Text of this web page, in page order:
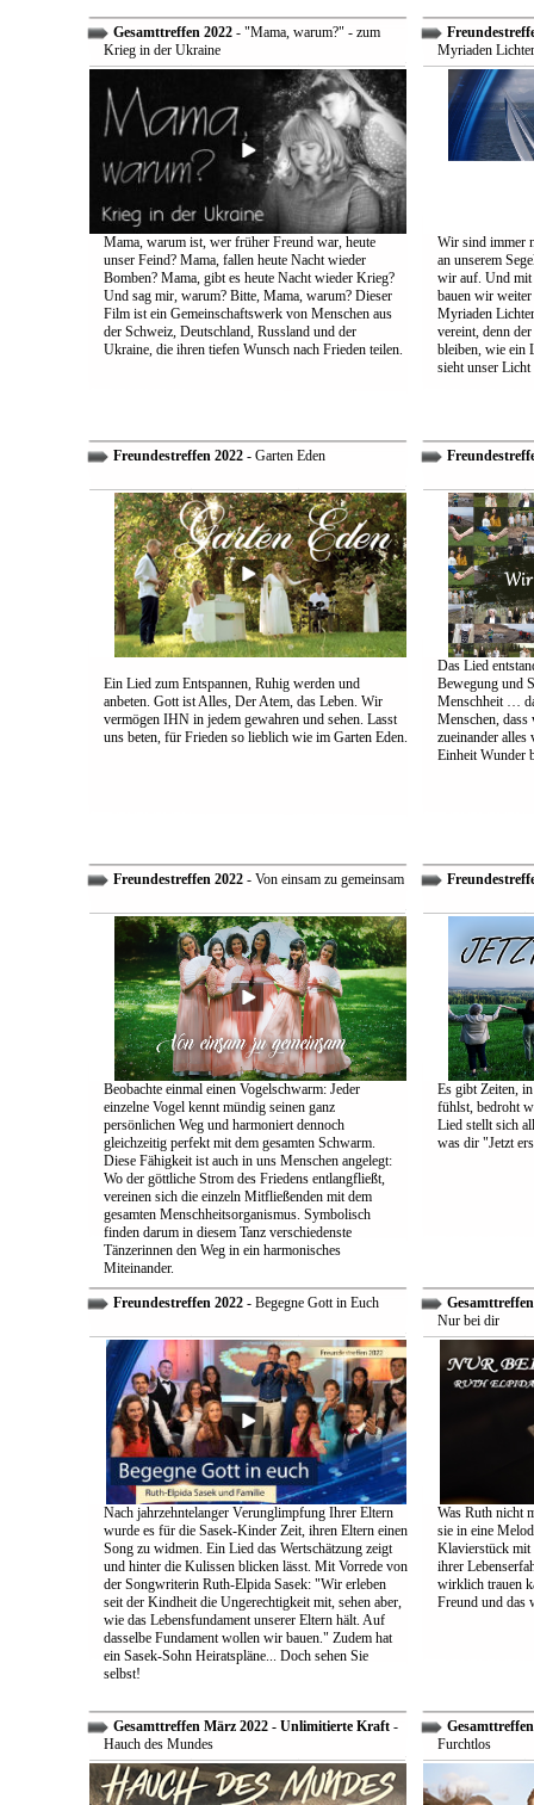
Gesamttreffen 2022- "Mama, warum?" - zum
Krieg in der Ukraine
Mama, warum ist, wer früher Freund war, heute
unser Feind? Mama, fallen heute Nacht wieder
Bomben? Mama, gibt es heute Nacht wieder Krieg?
Und sag mir, warum? Bitte, Mama, warum? Dieser
Film ist ein Gemeinschaftswerk von Menschen aus
der Schweiz, Deutschland, Russland und der
Ukraine, die ihren tiefen Wunsch nach Frieden teilen.
Myriaden
Wir sind immer
an unserem
wir auf. Und mit
bauen wir
Myriaden
vereint, denn
bleiben, wie ein
sieht unser
Freundestreffen 2022- Garten Eden
Ein Lied zum Entspannen, Ruhig werden und
anbeten. Gott ist Alles, Der Atem, das Leben. Wir
vermögen IHN in jedem gewahren und sehen. Lasst
uns beten, für Frieden so lieblich wie im Garten Eden.
Das Lied
Bewegung und
Menschheit …
Menschen,
zueinander alles
Einheit Wunder
Freundestreffen 2022- Von einsam zu gemeinsam
Beobachte einmal einen Vogelschwarm: Jeder
einzelne Vogel kennt mündig seinen ganz
persönlichen Weg und harmoniert dennoch
gleichzeitig perfekt mit dem gesamten Schwarm.
Diese Fähigkeit ist auch in uns Menschen angelegt:
Wo der göttliche Strom des Friedens entlangfließt,
vereinen sich die einzeln Mitfließenden mit dem
gesamten Menschheitsorganismus. Symbolisch
finden darum in diesem Tanz verschiedenste
Tänzerinnen den Weg in ein harmonisches
Miteinander.
Es gibt Zeiten,
fühlst, bedroht
Lied stellt sich
was dir "Jetzt
Freundestreffen 2022- Begegne Gott in Euch
Nach jahrzehntelanger Verunglimpfung Ihrer Eltern
wurde es für die Sasek-Kinder Zeit, ihren Eltern einen
Song zu widmen. Ein Lied das Wertschätzung zeigt
und hinter die Kulissen blicken lässt. Mit Vorrede von
der Songwriterin Ruth-Elpida Sasek: "Wir erleben
seit der Kindheit die Ungerechtigkeit mit, sehen aber,
wie das Lebensfundament unserer Eltern hält. Auf
dasselbe Fundament wollen wir bauen." Zudem hat
ein Sasek-Sohn Heiratspläne... Doch sehen Sie
selbst!
Nur bei dir
Was Ruth nicht
sie in eine
Klavierstück mit
ihrer
wirklich trauen
Freund und das
Gesamttreffen März 2022 - Unlimitierte Kraft -
Hauch des Mundes
Furchtlos